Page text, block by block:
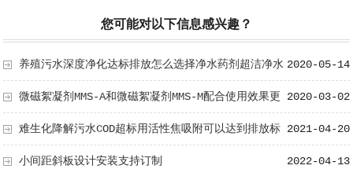
您可能对以下信息感兴趣？
2020-05-14
养殖污水深度净化达标排放怎么选择净水药剂超洁净水
帮你选型 2020-03-02
微磁絮凝剂MMS-A和微磁絮凝剂MMS-M配合使用效果更
好 2021-04-20
难生化降解污水COD超标用活性焦吸附可以达到排放标
准 2022-04-13
小间距斜板设计安装支持订制